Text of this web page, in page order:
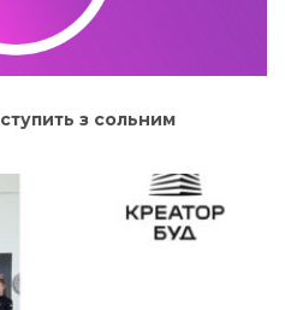
з сольним